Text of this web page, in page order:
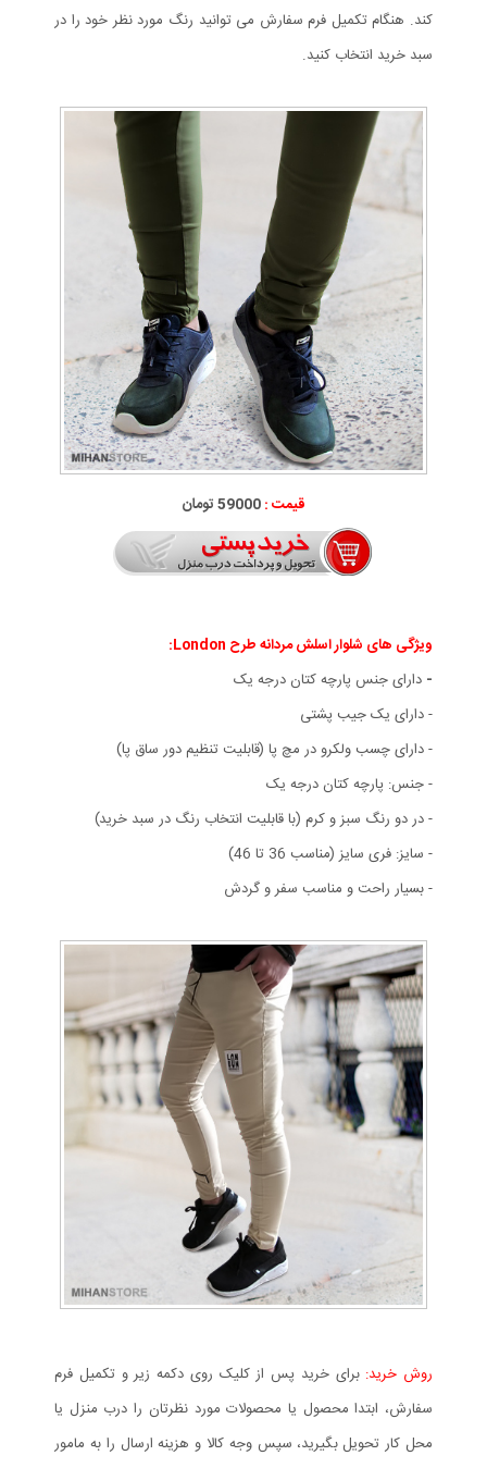
کند. هنگام تکمیل فرم سفارش می توانید رنگ مورد نظر خود را در
سبد خرید انتخاب کنید.
قیمت :59000 تومان
ویژگی های شلوار اسلش مردانه طرح London:
- دارای جنس پارچه کتان درجه یک
- دارای یک جیب پشتی
- دارای چسب ولکرو در مچ پا (قابليت تنظيم دور ساق پا)
- جنس: پارچه کتان درجه یک
- در دو رنگ سبز و کرم (با قابلیت انتخاب رنگ در سبد خرید)
- سایز: فری سایز (مناسب 36 تا 46)
- بسیار راحت و مناسب سفر و گردش
روش خرید: برای خرید پس از کلیک روی دکمه زیر و تکمیل فرم
سفارش، ابتدا محصول یا محصولات مورد نظرتان را درب منزل یا
محل کار تحویل بگیرید، سپس وجه کالا و هزینه ارسال را به مامور